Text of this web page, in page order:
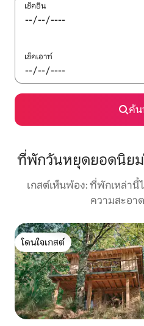
เช็คอิน
เช็คเอาท์
ค้น
ที่พักวันหยุดยอดนิยม
เกสต์เห็นพ้อง: ที่พักเหล่า
ความสะอา
โดนใจเกสต์
โดนใจเกสต์